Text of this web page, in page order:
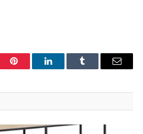
Pinterest LinkedInTumblr Email